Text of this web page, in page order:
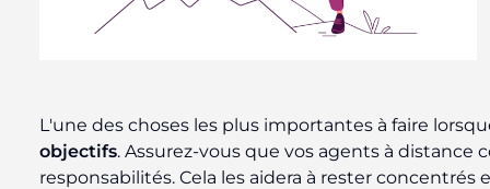
L'une des choses les plus importantes à faire
objectifs. Assurez-vous que vos agents à
responsabilités. Cela les aidera à rester